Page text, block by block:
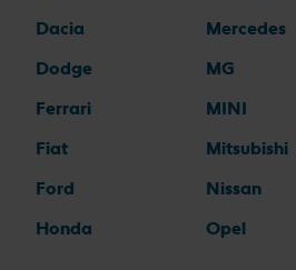
Dacia
Dodge
Ferrari
Fiat
Ford
Honda
Mercedes
MG
MINI
Mitsubishi
Nissan
Opel